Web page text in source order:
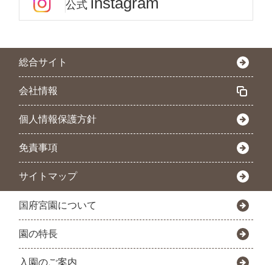
公式
総合サイト
会社情報
個人情報保護方針
免責事項
サイトマップ
国府宮園について
園の特長
入園のご案内